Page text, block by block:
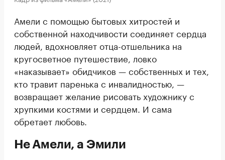
Амели с помощью бытовых хитростей и
собственной находчивости соединяет сердца
людей, вдохновляет отца-отшельника на
кругосветное путешествие, ловко
«наказывает» обидчиков — собственных и тех,
кто травит паренька с инвалидностью, —
возвращает желание рисовать художнику с
хрупкими костями и сердцем. И сама
обретает любовь.
Не Амели, а Эмили